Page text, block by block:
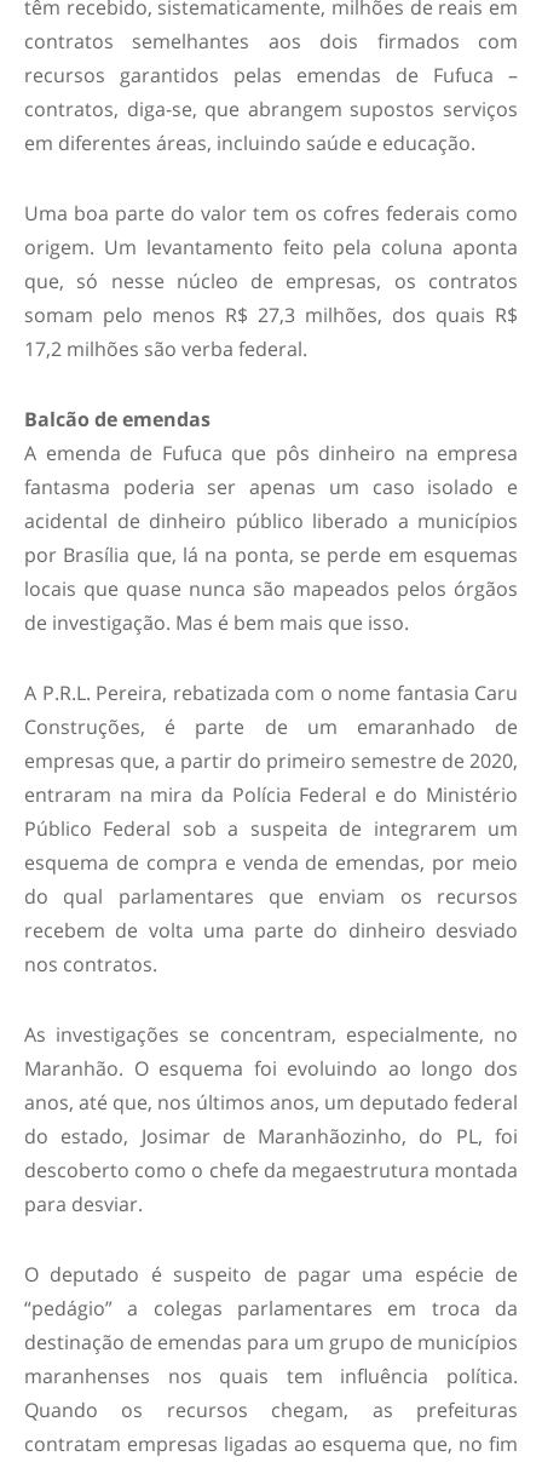
têm recebido, sistematicamente, milhões de reais em
contratos semelhantes aos dois firmados com
recursos garantidos pelas emendas de Fufuca –
contratos, diga-se, que abrangem supostos serviços
em diferentes áreas, incluindo saúde e educação.
Uma boa parte do valor tem os cofres federais como
origem. Um levantamento feito pela coluna aponta
que, só nesse núcleo de empresas, os contratos
somam pelo menos R$ 27,3 milhões, dos quais R$
17,2 milhões são verba federal.
Balcão de emendas
A emenda de Fufuca que pôs dinheiro na empresa
fantasma poderia ser apenas um caso isolado e
acidental de dinheiro público liberado a municípios
por Brasília que, lá na ponta, se perde em esquemas
locais que quase nunca são mapeados pelos órgãos
de investigação. Mas é bem mais que isso.
A P.R.L. Pereira, rebatizada com o nome fantasia Caru
Construções, é parte de um emaranhado de
empresas que, a partir do primeiro semestre de 2020,
entraram na mira da Polícia Federal e do Ministério
Público Federal sob a suspeita de integrarem um
esquema de compra e venda de emendas, por meio
do qual parlamentares que enviam os recursos
recebem de volta uma parte do dinheiro desviado
nos contratos.
As investigações se concentram, especialmente, no
Maranhão. O esquema foi evoluindo ao longo dos
anos, até que, nos últimos anos, um deputado federal
do estado, Josimar de Maranhãozinho, do PL, foi
descoberto como o chefe da megaestrutura montada
para desviar.
O deputado é suspeito de pagar uma espécie de
“pedágio” a colegas parlamentares em troca da
destinação de emendas para um grupo de municípios
maranhenses nos quais tem influência política.
Quando os recursos chegam, as prefeituras
contratam empresas ligadas ao esquema que, no fim